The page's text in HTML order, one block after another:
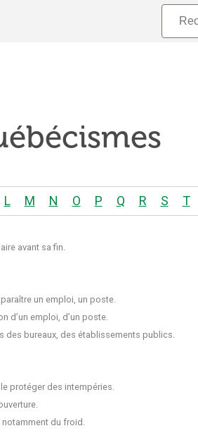
L M N O P Q R S T
avant sa fin.
un emploi, un poste.
d’un emploi, d’un poste.
des bureaux, des établissements publics.
protéger des intempéries.
notamment du froid.